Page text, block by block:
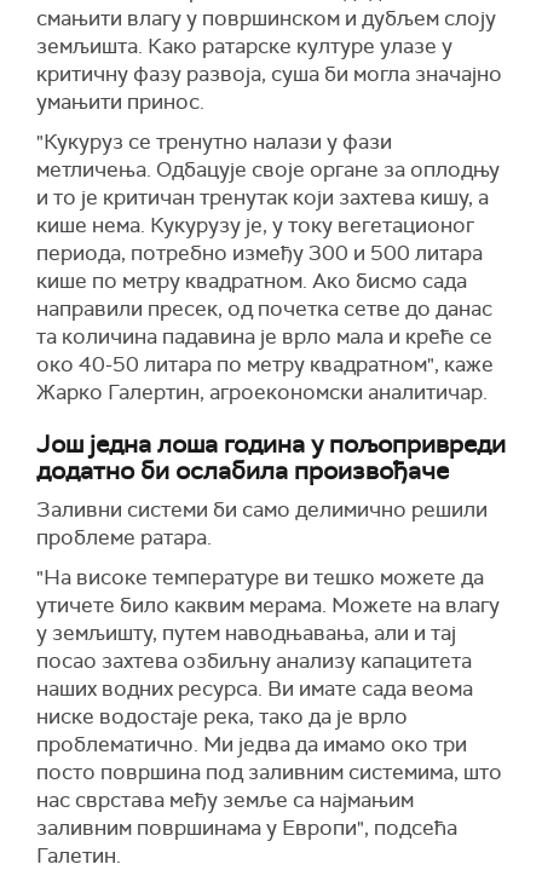
смањити влагу у површинском и дубљем слоју
земљишта. Како ратарске културе улазе у
критичну фазу развоја, суша би могла значајно
умањити принос.
"Кукуруз се тренутно налази у фази
метличења. Одбацује своје органе за оплодњу
и то је критичан тренутак који захтева кишу, а
кише нема. Кукурузу је, у току вегетационог
периода, потребно између 300 и 500 литара
кише по метру квадратном. Ако бисмо сада
направили пресек, од почетка сетве до данас
та количина падавина је врло мала и креће се
око 40-50 литара по метру квадратном", каже
Жарко Галертин, агроекономски аналитичар.
Још једна лоша година у пољопривреди
додатно би ослабила произвођаче
Заливни системи би само делимично решили
проблеме ратара.
"На високе температуре ви тешко можете да
утичете било каквим мерама. Можете на влагу
у земљишту, путем наводњавања, али и тај
посао захтева озбиљну анализу капацитета
наших водних ресурса. Ви имате сада веома
ниске водостаје река, тако да је врло
проблематично. Ми једва да имамо око три
посто површина под заливним системима, што
нас сврстава међу земље са најмањим
заливним површинама у Европи", подсећа
Галетин.